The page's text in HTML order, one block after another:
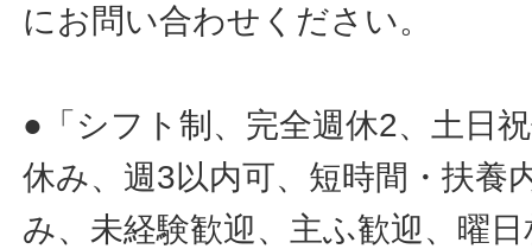
にお問い合わせください。
●「シフト制、完全週休2、土日
休み、週3以内可、短時間・扶養
み、未経験歓迎、主ふ歓迎、曜